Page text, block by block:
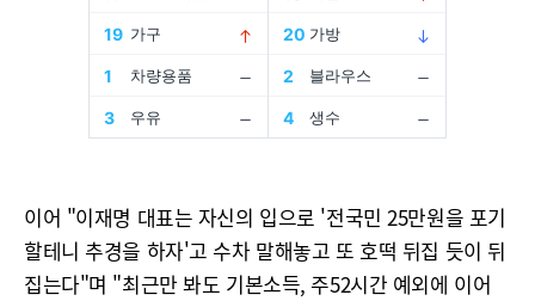
이어 "이재명 대표는 자신의 입으로 '전국민 25만원을 포기
할테니 추경을 하자'고 수차 말해놓고 또 호떡 뒤집 듯이 뒤
집는다"며 "최근만 봐도 기본소득, 주52시간 예외에 이어